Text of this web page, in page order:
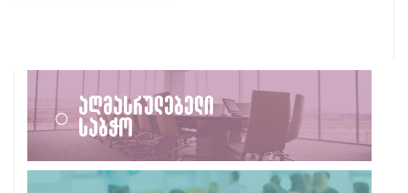
აღმასრულებელი
საბჭო